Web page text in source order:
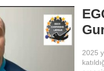
2025